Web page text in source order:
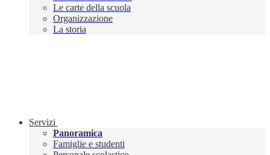
Le carte della scuola
Organizzazione
La storia
Servizi
Panoramica
Famiglie e studenti